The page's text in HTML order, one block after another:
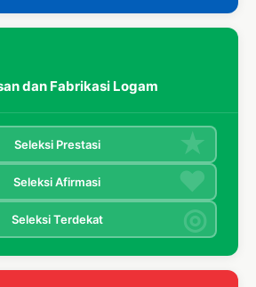
dan Fabrikasi Logam
Seleksi Prestasi
Seleksi Afirmasi
Seleksi Terdekat